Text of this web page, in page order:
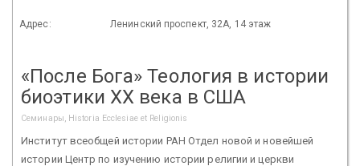
Адрес: Ленинский проспект, 32А, 14 этаж
«После Бога» Теология в истории
биоэтики XX века в США
Семинары, Historia Ecclesiae et Religionis
Институт всеобщей истории РАН Отдел новой и новейшей
истории Центр по изучению истории религии и церкви